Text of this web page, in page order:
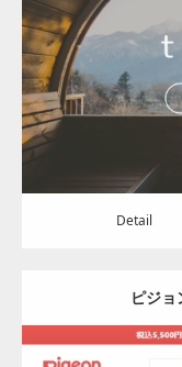
Detail
Detail
ピジ